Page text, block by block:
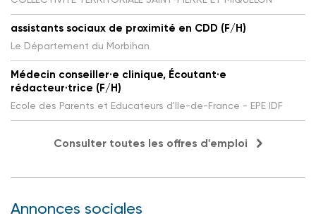
assistants sociaux de proximité en CDD (F/H)
Le Département du Morbihan
Médecin conseiller·e clinique, Écoutant·e
rédacteur·trice (F/H)
Ecole des Parents et Educateurs d'Ile-de-France - EPE IDF
Consulter toutes les offres d'emploi
Annonces sociales